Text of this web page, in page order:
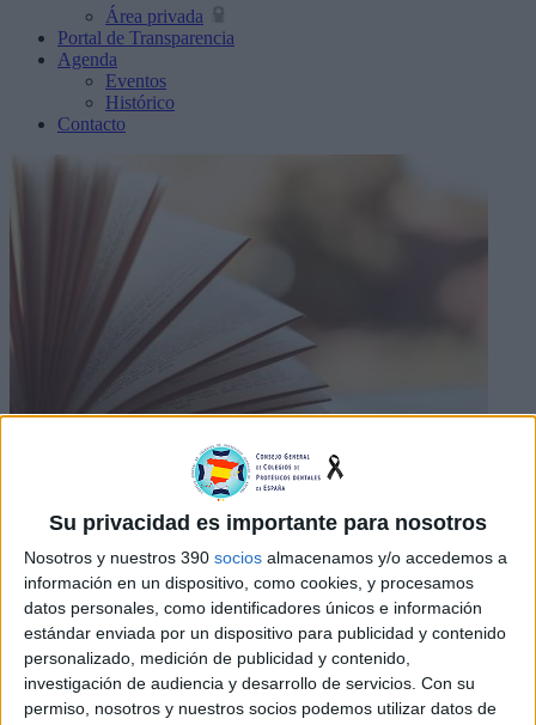
Su privacidad es importante para nosotros
Nosotros y nuestros 390 socios almacenamos y/o accedemos a
información en un dispositivo, como cookies, y procesamos
datos personales, como identificadores únicos e información
estándar enviada por un dispositivo para publicidad y contenido
personalizado, medición de publicidad y contenido,
investigación de audiencia y desarrollo de servicios. Con su
permiso, nosotros y nuestros socios podemos utilizar datos de
Área privada
Portal de Transparencia
Agenda
Eventos
Histórico
Contacto
Estatutos
Estatutos Consejo General de Protésicos Dentales
Estatutos Colegio Alicante 2014
Estatutos Colegio Andalucia 2008
Estatutos Colegio Aragón 2017
Estatutos Colegio Aragón 2001
Estatutos Colegio Asturias 2006